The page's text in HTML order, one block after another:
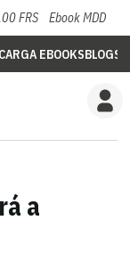
FRS Ebook MDD
EBOOKSBLOGS
a